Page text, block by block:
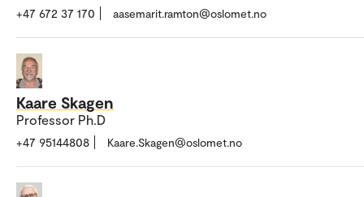
+47 672 37 170 aasemarit.ramton@oslomet.no
Kaare Skagen
Professor Ph.D
+47 95144808 Kaare.Skagen@oslomet.no